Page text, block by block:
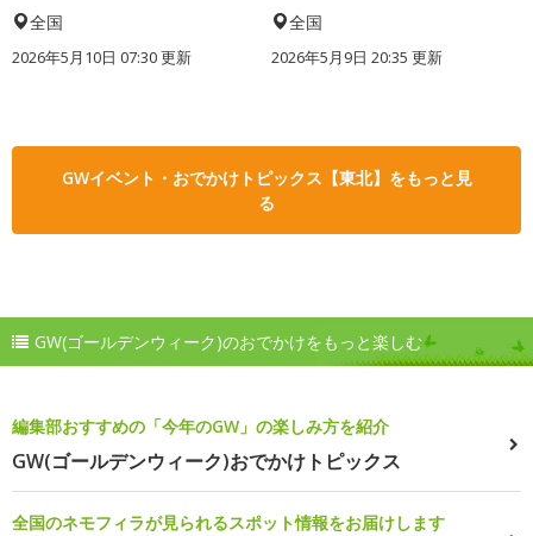
全国
2026年5月10日 07:30 更新
全国
2026年5月9日 20:35 更新
GWイベント・おでかけトピックス【東北】をもっと見
る
GW(ゴールデンウィーク)のおでかけをもっと楽しむ
編集部おすすめの「今年のGW」の楽しみ方を紹介
GW(ゴールデンウィーク)おでかけトピックス
全国のネモフィラが見られるスポット情報をお届けします